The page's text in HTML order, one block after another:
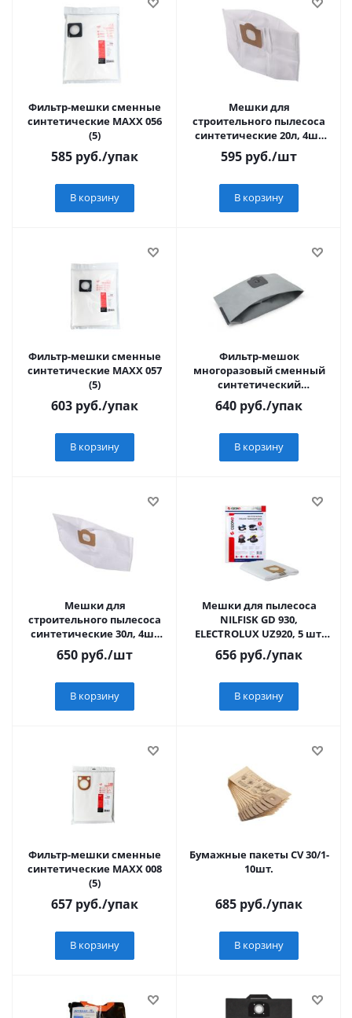
Фильтр-мешки сменные
синтетические MAXX 056
(5)
585 руб./упак
В корзину
Мешки для
строительного пылесоса
синтетические 20л, 4шт
Вихрь 71/12/1
595 руб./шт
В корзину
Фильтр-мешки сменные
синтетические MAXX 057
(5)
603 руб./упак
В корзину
Фильтр-мешок
многоразовый сменный
синтетический
улучшеный MAXX 018 R
(захим)
640 руб./упак
В корзину
Мешки для
строительного пылесоса
синтетические 30л, 4шт
Вихрь 71/12/2
650 руб./шт
В корзину
Мешки для пылесоса
NILFISK GD 930,
ELECTROLUX UZ920, 5 шт,
синт., не боятся мокрой
пыли
656 руб./упак
В корзину
Фильтр-мешки сменные
синтетические MAXX 008
(5)
657 руб./упак
В корзину
Бумажные пакеты СV 30/1-
10шт.
685 руб./упак
В корзину